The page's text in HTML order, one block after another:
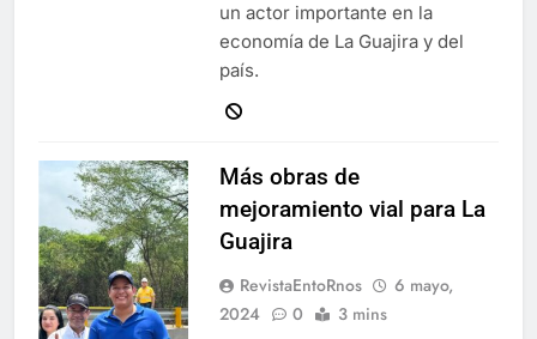
un actor importante en la
economía de La Guajira y del
país.
Más obras de
mejoramiento vial para La
Guajira
RevistaEntoRnos
6 mayo,
2024
0 3 mins